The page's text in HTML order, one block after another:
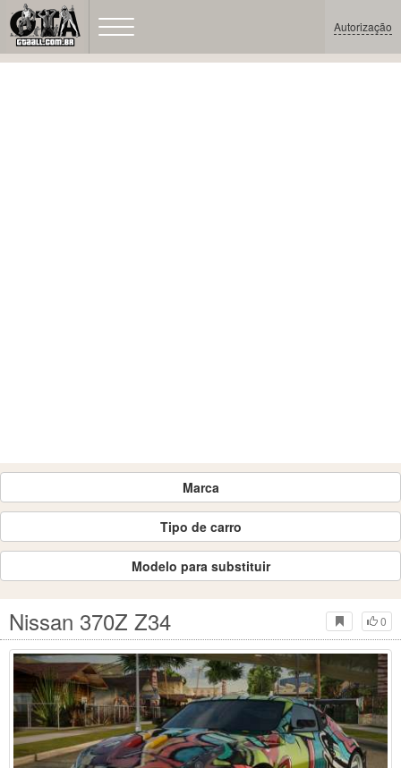
Autorização
Marca
Tipo de carro
Modelo para substituir
0
Nissan 370Z Z34